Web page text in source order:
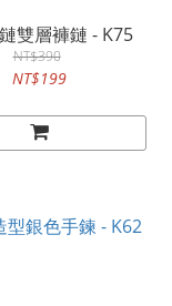
雙層褲鏈 - K75
NT$390
NT$199